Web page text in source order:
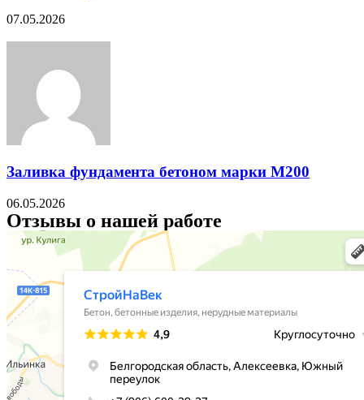
07.05.2026
Заливка фундамента бетоном марки М200
06.05.2026
Отзывы о нашей работе